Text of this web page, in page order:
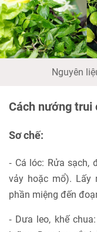
Nguyên
Cách nướng trui
Sơ chế:
⁃ Cá lóc: Rửa sạch,
vảy hoặc mổ). Lấy
phần miệng đến
⁃ Dưa leo, khế